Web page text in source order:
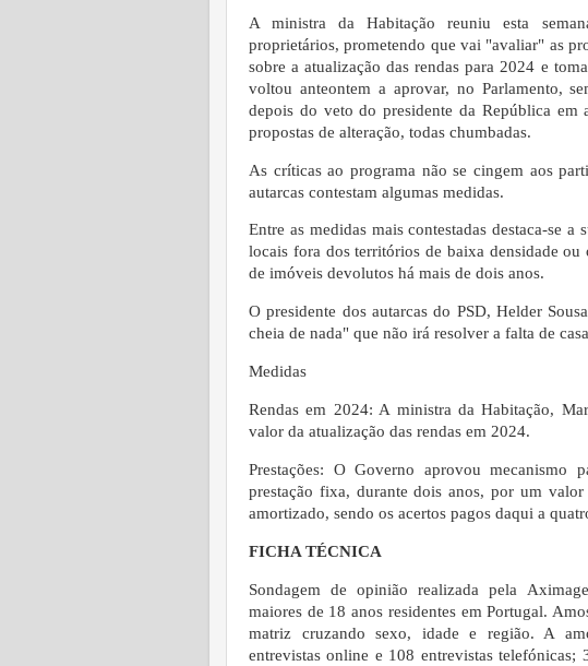
A ministra da Habitação reuniu esta
proprietários, prometendo que vai "avaliar" as
sobre a atualização das rendas para 2024 e
voltou anteontem a aprovar, no Parlamento,
depois do veto do presidente da República em
propostas de alteração, todas chumbadas.
As críticas ao programa não se cingem aos
autarcas contestam algumas medidas.
Entre as medidas mais contestadas destaca-se
locais fora dos territórios de baixa densidade
de imóveis devolutos há mais de dois anos.
O presidente dos autarcas do PSD, Helder
cheia de nada" que não irá resolver a falta de
Medidas
Rendas em 2024: A ministra da Habitação,
valor da atualização das rendas em 2024.
Prestações: O Governo aprovou mecanismo
prestação fixa, durante dois anos, por um
amortizado, sendo os acertos pagos daqui a
FICHA TÉCNICA
Sondagem de opinião realizada pela
maiores de 18 anos residentes em Portugal.
matriz cruzando sexo, idade e região. A
entrevistas online e 108 entrevistas